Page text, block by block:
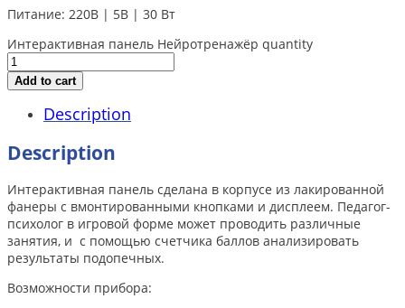
Питание: 220В | 5В | 30 Вт
Интерактивная панель Нейротренажёр quantity
Add to cart
Description
Description
Интерактивная панель сделана в корпусе из лакированной
фанеры с вмонтированными кнопками и дисплеем. Педагог-
психолог в игровой форме может проводить различные
занятия, и с помощью счетчика баллов анализировать
результаты подопечных.
Возможности прибора: